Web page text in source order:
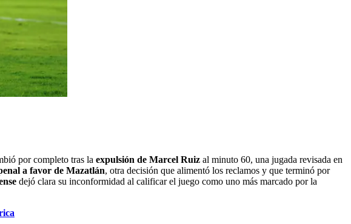
por completo tras la expulsión de Marcel Ruiz al minuto 60, una jugada revisada en
a favor de Mazatlán, otra decisión que alimentó los reclamos y que terminó por
dejó clara su inconformidad al calificar el juego como uno más marcado por la